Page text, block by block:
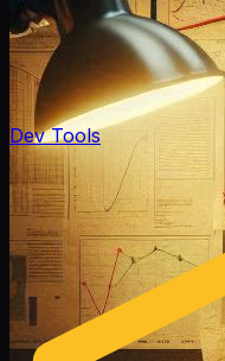
Dev Tools